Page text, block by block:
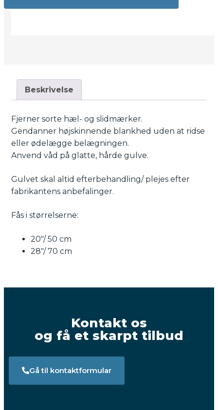
Beskrivelse
Fjerner sorte hæl- og slidmærker.
Gendanner højskinnende blankhed uden at ridse
eller ødelægge belægningen.
Anvend våd på glatte, hårde gulve.
Gulvet skal altid efterbehandling/ plejes efter
fabrikantens anbefalinger.
Fås i størrelserne:
20″/ 50 cm
28″/ 70 cm
Kontakt os
og få et skarpt tilbud
Gå til kontaktformular